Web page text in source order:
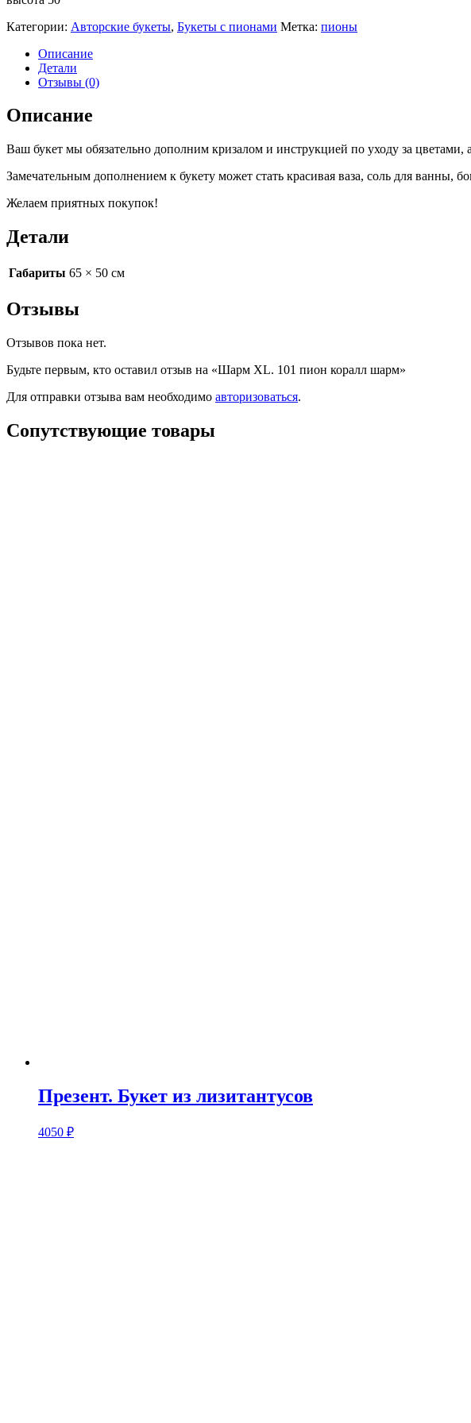
Категории: Авторские букеты, Букеты с пионами Метка: пионы
Описание
Детали
Отзывы (0)
Описание
Ваш букет мы обязательно дополним кризалом и инструкцией по уходу за
Замечательным дополнением к букету может стать красивая ваза, соль для ванны,
Желаем приятных покупок!
Детали
Габариты 65 × 50 см
Отзывы
Отзывов пока нет.
Будьте первым, кто оставил отзыв на «Шарм XL. 101 пион коралл шарм»
Для отправки отзыва вам необходимо авторизоваться.
Сопутствующие товары
Презент. Букет из лизитантусов
4050 ₽